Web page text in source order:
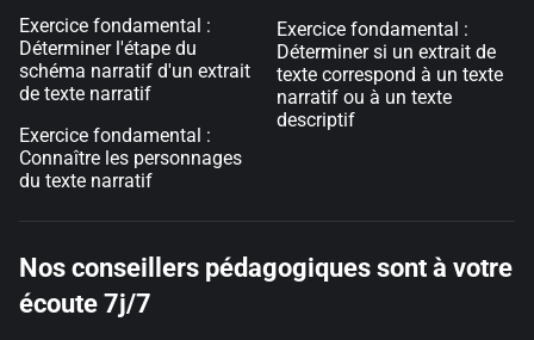
Exercice fondamental :
Déterminer l'étape du
schéma narratif d'un extrait
de texte narratif
Exercice fondamental :
Connaître les personnages
du texte narratif
Exercice fondamental :
Déterminer si un extrait de
texte correspond à un texte
narratif ou à un texte
descriptif
Nos conseillers pédagogiques sont à votre
écoute 7j/7